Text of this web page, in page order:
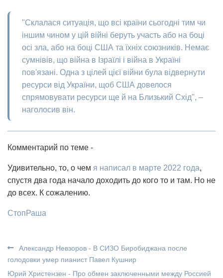
"Склалася ситуація, що всі країни сьогодні тим чи
іншим чином у цій війні беруть участь або на боці
осі зла, або на боці США та їхніх союзників. Немає
сумнівів, що війна в Ізраїлі і війна в Україні
пов'язані. Одна з цілей цієї війни була відвернути
ресурси від України, щоб США довелося
спрямовувати ресурси ще й на Близький Схід", –
наголосив він.
Комментарий по теме -
Удивительно, то, о чем я написал в марте 2022 года,
спустя два года начало доходить до кого то и там. Но не
до всех. К сожалению.
СтопРаша
Александр Невзоров - В СИЗО Биробиджана после
голодовки умер пианист Павел Кушнир
Юрий Христензен - Про обмен заключенными между Россией